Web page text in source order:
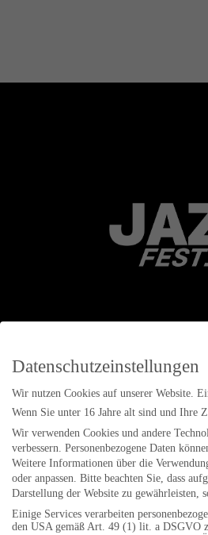
Datenschutzeinstellungen
Wir nutzen Cookies auf unserer Website.
Wenn Sie unter 16 Jahre alt sind und Ihre
Wir verwenden Cookies und andere
verbessern. Personenbezogene Daten
Weitere Informationen über die
oder anpassen. Bitte beachten Sie, dass
Darstellung der Website zu gewährleisten,
Einige Services verarbeiten
den USA gemäß Art. 49 (1) lit. a DSGVO